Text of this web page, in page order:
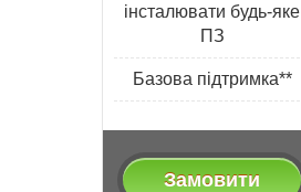
інсталювати будь-яке
ПЗ
Базова підтримка**
Замовити